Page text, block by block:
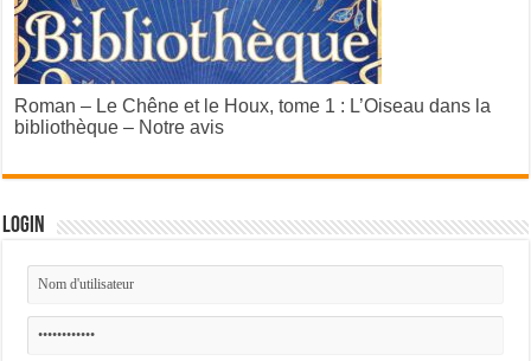
Roman – Le Chêne et le Houx, tome 1 : L’Oiseau dans la
bibliothèque – Notre avis
Login